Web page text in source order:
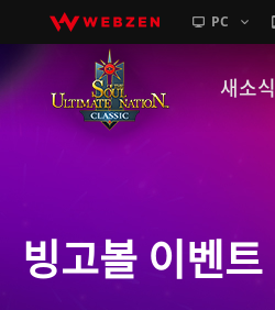
PC
새소식
GM노트
빙고볼 이벤트